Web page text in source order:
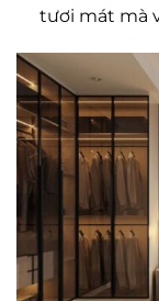
tươi mát mà